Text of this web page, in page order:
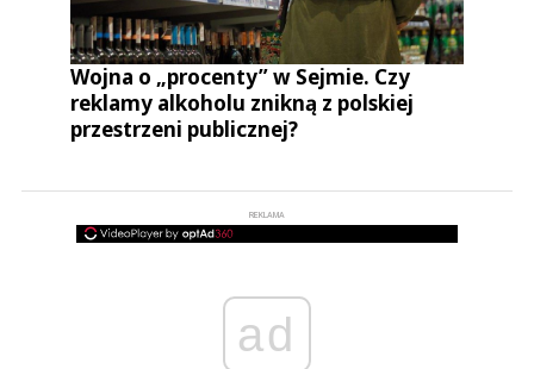
Wojna o „procenty” w Sejmie. Czy
reklamy alkoholu znikną z polskiej
przestrzeni publicznej?
REKLAMA
ad